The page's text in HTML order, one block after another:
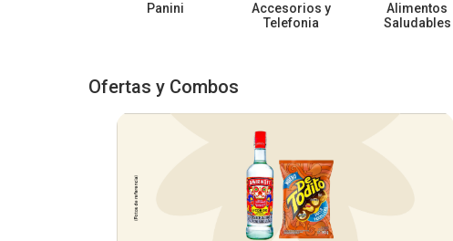
Panini
Accesorios y
Telefonia
Alimentos
Saludables
Ofertas y Combos